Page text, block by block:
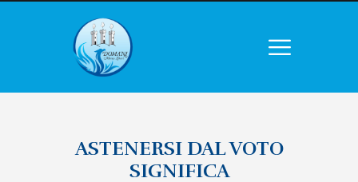
ASTENERSI DAL VOTO
SIGNIFICA